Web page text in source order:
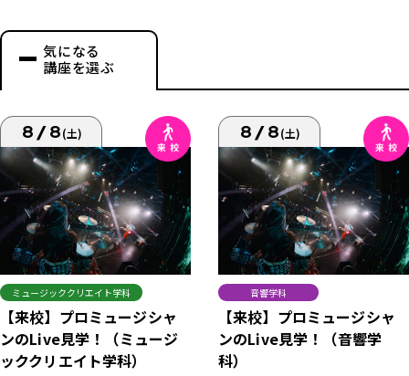
気になる
講座を選ぶ
8/8(土)
ミュージッククリエイト学科
【来校】プロミュージシャ
ンのLive見学！（ミュージ
ッククリエイト学科）
8/8(土)
音響学科
【来校】プロミュージシャ
ンのLive見学！（音響学
科）